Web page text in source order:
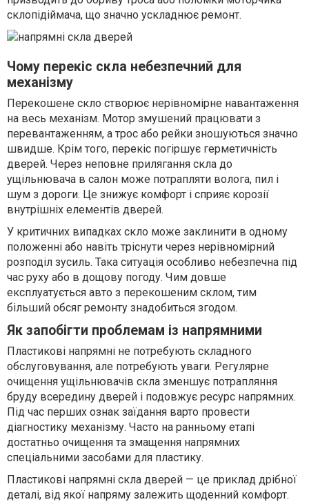
склопідіймача, що значно ускладнює ремонт.
Чому перекіс скла небезпечний для
механізму
Перекошене скло створює нерівномірне навантаження
на весь механізм. Мотор змушений працювати з
перевантаженням, а трос або рейки зношуються значно
швидше. Крім того, перекіс погіршує герметичність
дверей. Через неповне прилягання скла до
ущільнювача в салон може потрапляти волога, пил і
шум з дороги. Це знижує комфорт і сприяє корозії
внутрішніх елементів дверей.
У критичних випадках скло може заклинити в одному
положенні або навіть тріснути через нерівномірний
розподіл зусиль. Така ситуація особливо небезпечна під
час руху або в дощову погоду. Чим довше
експлуатується авто з перекошеним склом, тим
більший обсяг ремонту знадобиться згодом.
Як запобігти проблемам із напрямними
Пластикові напрямні не потребують складного
обслуговування, але потребують уваги. Регулярне
очищення ущільнювачів скла зменшує потрапляння
бруду всередину дверей і подовжує ресурс напрямних.
Під час перших ознак заїдання варто провести
діагностику механізму. Часто на ранньому етапі
достатньо очищення та змащення напрямних
спеціальними засобами для пластику.
Пластикові напрямні скла дверей — це приклад дрібної
деталі, від якої напряму залежить щоденний комфорт.